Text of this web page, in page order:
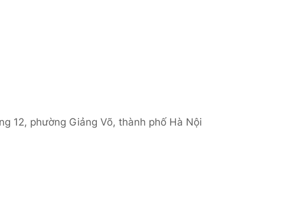
12, phường Giảng Võ, thành phố Hà Nội